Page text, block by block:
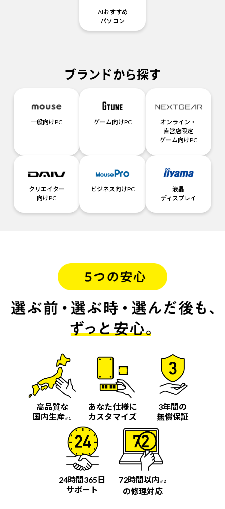
AIおすすめ
パソコン
ブランドから探す
一般向けPC ゲーム向けPC
オンライン・
直営店限定
ゲーム向けPC
クリエイター
向けPC
ビジネス向けPC
液晶
ディスプレイ
高品質な
国内生産※1
あなた仕様に
カスタマイズ
3年間の
無償保証
24時間365日
サポート
72時間以内 ※2
の修理対応